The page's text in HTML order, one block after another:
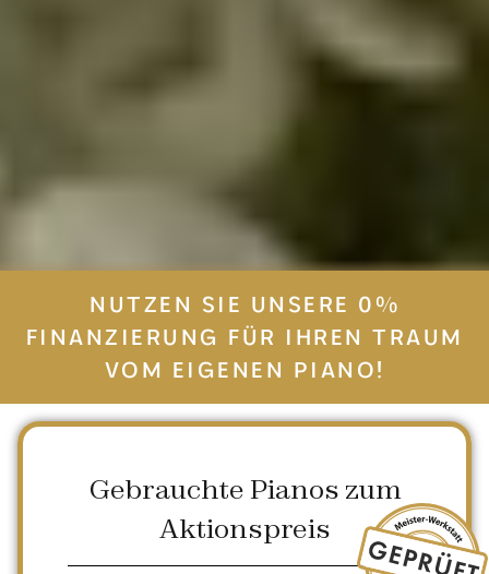
NUTZEN SIE UNSERE 0%
FINANZIERUNG FÜR IHREN TRAUM
VOM EIGENEN PIANO!
Gebrauchte Pianos zum
Aktionspreis